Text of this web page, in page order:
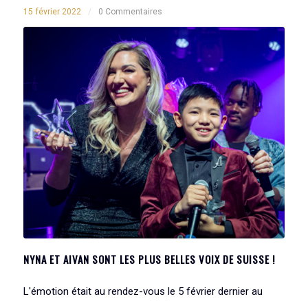
15 février 2022 / 0 Commentaires
NYNA ET AIVAN SONT LES PLUS BELLES VOIX DE SUISSE !
L'émotion était au rendez-vous le 5 février dernier au